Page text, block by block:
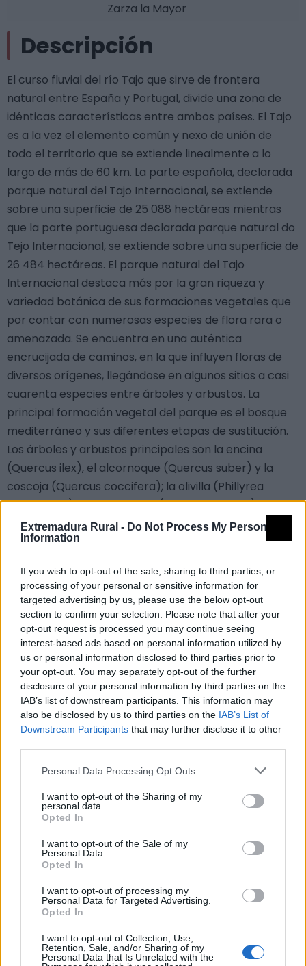
Extremadura Rural - Do Not Process My Personal
Information
If you wish to opt-out of the sale, sharing to third parties, or
processing of your personal or sensitive information for
targeted advertising by us, please use the below opt-out
section to confirm your selection. Please note that after your
opt-out request is processed you may continue seeing
interest-based ads based on personal information utilized by
us or personal information disclosed to third parties prior to
your opt-out. You may separately opt-out of the further
disclosure of your personal information by third parties on the
IAB’s list of downstream participants. This information may
also be disclosed by us to third parties on the IAB’s List of
Downstream Participants that may further disclose it to other
Personal Data Processing Opt Outs
I want to opt-out of the Sharing of my
personal data.
Opted In
I want to opt-out of the Sale of my
Personal Data.
Opted In
I want to opt-out of processing my
Personal Data for Targeted Advertising.
Opted In
I want to opt-out of Collection, Use,
Retention, Sale, and/or Sharing of my
Personal Data that Is Unrelated with the
Zarza la Mayor
Descripción
El curso fluvial del río Tajo que sirve de frontera
natural entre España y Portugal, divide una zona de
idénticas características entre ambos países. El Tajo
es a la vez el elemento común y nexo de unión de
todo el territorio que se extiende linealmente a lo
largo de más de 60 km. La parte española, declarada
parque natural del Tajo Internacional, se extiende
sobre una superficie de 25 088 hectáreas mientras
que la parte portuguesa declarada parque natural do
Tejo Internacional, se extiende sobre una superficie de
26 484 hectáreas. El parque natural del Tajo
Internacional destaca más por la gran riqueza y
variedad botánica de sus formaciones vegetales que
por contar con numerosas especies de flora rara o
amenazada. Se encuentra en una auténtica
encrucijada de caminos, en la que influyen floras de
diversos orígenes, llegándose en algunos sitios a casi
cuarenta especies entre árboles y arbustos. La
principal formación vegetal del parque es el bosque
mediterráneo y sus diferentes etapas de sustitución.
Los árboles y arbustos principales son la encina
(Quercus ilex), el alcornoque (Quercus suber) y la
coscoja (Quercus coccifera); la olivilla (Phillyrea
angustifolia) y el labiérnago (Phillyrea latifolia); el
madroño (Arbutus unedo) y varias especies de brezos
(Erica spp.); la jara pringosa (Cistus ladanifer) y el
(Rhamnus alaternus) y el espino negro (Rhamnus
lycioides subsp. oleoides); el lentisco (Pistacia
lentiscus) y la cornicabra (Pistacia terebinthus); el
romero (Rosmarinus officinalis) y el cantueso
(Lavandula stoechas). Otras especies como el enebro
de la miera (Juniperus oxycedrus) o el arce de
Montpellier (Acer monspessulanum), aparecen de
forma puntual o dispersa a lo largo de todo el parque.
Junto a los ríos se muestra la amplia riqueza botánica
de las áreas de umbría. Las densas manchas
vegetales se cambian de color en el otoño con los
narcisos o lirios. Son los endemismos las especies de
mayor valor de las que se pueden encontrar en el
parque, destacando el lirio amarillo (Iris lusitanica) y la
serapia verde (Serapias perez-chiscanoi), un tipo de
orquídea en peligro de extinción. Algunas rarezas de
carácter atlántico están presentes de manera muy
esporádica en la zona más húmeda del parque,
el roble carballo (Quercus petraea) , el fresno de